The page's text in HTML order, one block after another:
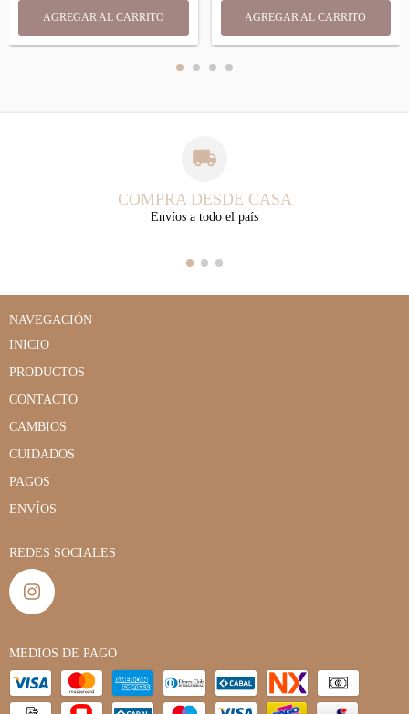
AGREGAR AL CARRITO AGREGAR AL CARRITO
COMPRA DESDE CASA
Envíos a todo el país
NAVEGACIÓN
INICIO
PRODUCTOS
CONTACTO
CAMBIOS
CUIDADOS
PAGOS
ENVÍOS
REDES SOCIALES
MEDIOS DE PAGO